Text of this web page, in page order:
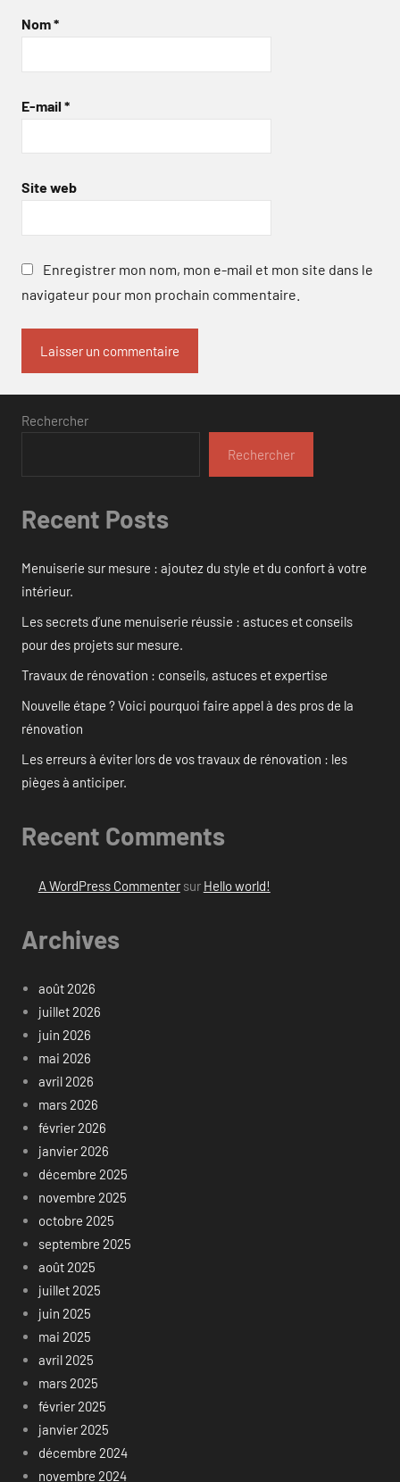
Nom*
E-mail *
Site web
Enregistrer mon nom, mon e-mail et mon site dans le
navigateur pour mon prochain commentaire.
Rechercher
Rechercher
Recent Posts
Menuiserie sur mesure : ajoutez du style et du confort à votre
intérieur.
Les secrets d’une menuiserie réussie : astuces et conseils
pour des projets sur mesure.
Travaux de rénovation : conseils, astuces et expertise
Nouvelle étape ? Voici pourquoi faire appel à des pros de la
rénovation
Les erreurs à éviter lors de vos travaux de rénovation : les
pièges à anticiper.
Recent Comments
A WordPress Commentersur Hello world!
Archives
août 2026
juillet 2026
juin 2026
mai 2026
avril 2026
mars 2026
février 2026
janvier 2026
décembre 2025
novembre 2025
octobre 2025
septembre 2025
août 2025
juillet 2025
juin 2025
mai 2025
avril 2025
mars 2025
février 2025
janvier 2025
décembre 2024
novembre 2024